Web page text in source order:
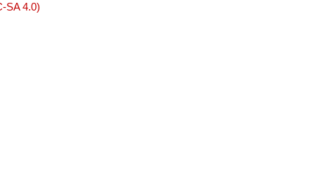
SA 4.0)